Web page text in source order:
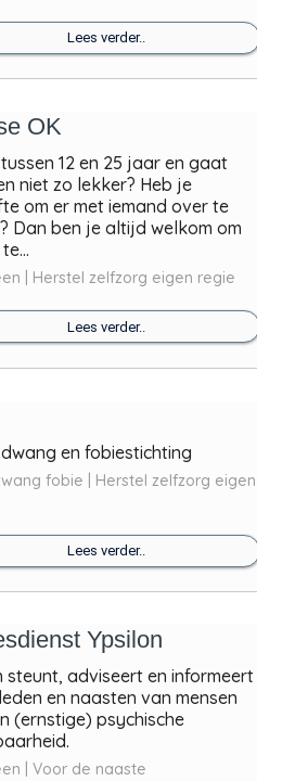
Lees verder..
OK
12 en 25 jaar en gaat
niet zo lekker? Heb je
om er met iemand over te
Dan ben je altijd welkom om
| Herstel zelfzorg eigen regie
Lees verder..
en fobiestichting
fobie | Herstel zelfzorg eigen
Lees verder..
Ypsilon
steunt, adviseert en informeert
en naasten van mensen
(ernstige) psychische
| Voor de naaste